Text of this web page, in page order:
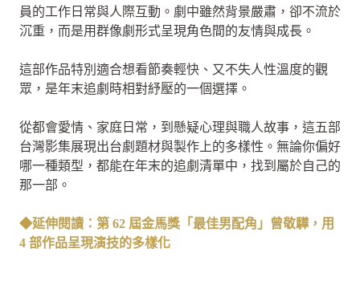
員的工作日常與人際互動。劇中雖然背景嚴肅，卻不流於
沉重，而是用群像劇形式呈現角色間的友情與成長。
這部作品特別適合想看節奏輕快、又不失人性溫度的觀
眾，是年末追劇時相對紓壓的一個選擇。
從都會愛情、家庭日常，到懸疑心理與職人故事，這五部
台灣影集展現出台劇題材與製作上的多樣性。無論你偏好
哪一種類型，都能在年末的追劇清單中，找到屬於自己的
那一部。
◆延伸閱讀：第 62 屆金馬獎「最佳男配角」曾敬驊，用
4 部作品呈現演技的多樣化